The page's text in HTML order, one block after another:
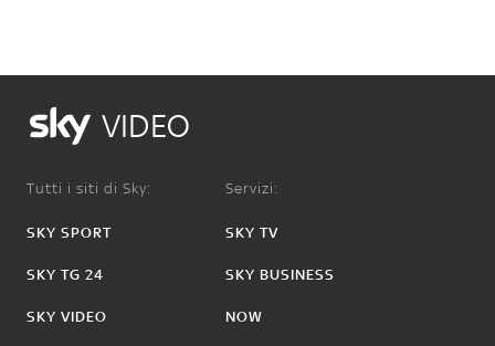
VIDEO
Tutti i siti di Sky:
SKY SPORT
SKY TG 24
SKY VIDEO
Servizi:
SKY TV
SKY BUSINESS
NOW